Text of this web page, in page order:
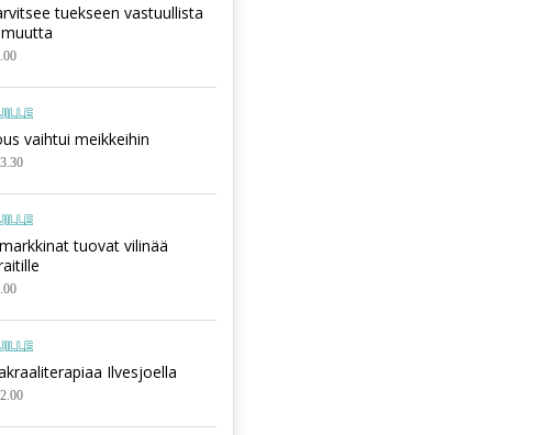
tuekseen vastuullista
vaihtui meikkeihin
tuovat vilinää
Ilvesjoella